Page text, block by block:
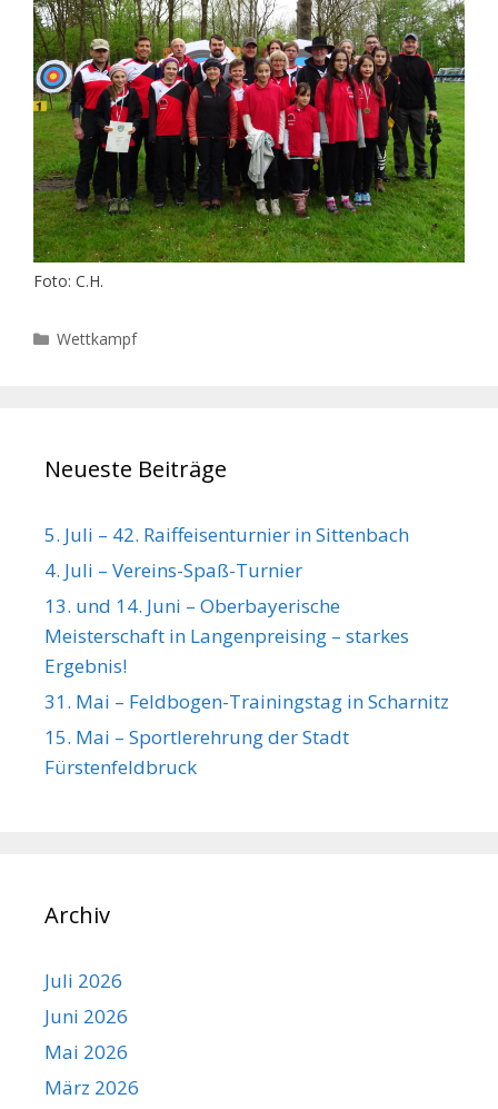
Foto: C.H.
Kategorien
Wettkampf
Neueste Beiträge
5. Juli – 42. Raiffeisenturnier in Sittenbach
4. Juli – Vereins-Spaß-Turnier
13. und 14. Juni – Oberbayerische
Meisterschaft in Langenpreising – starkes
Ergebnis!
31. Mai – Feldbogen-Trainingstag in Scharnitz
15. Mai – Sportlerehrung der Stadt
Fürstenfeldbruck
Archiv
Juli 2026
Juni 2026
Mai 2026
März 2026